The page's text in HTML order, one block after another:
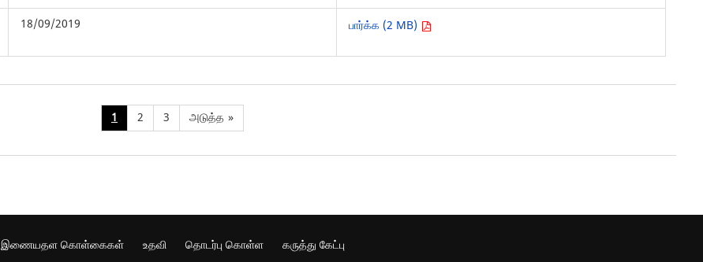
18/09/2019 பார்க்க (2 MB)
1 2 3 அடுத்த »
இணையதள கொள்கைகள் உதவி தொடர்பு கொள்ள கருத்து கேட்பு